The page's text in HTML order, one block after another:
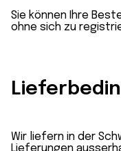
Sie können Ihre
ohne sich zu
Wir liefern in der
Lieferungen